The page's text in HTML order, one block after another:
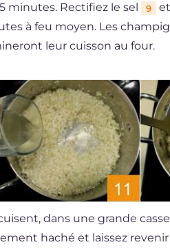
Rectifiez le sel
9
à feu moyen. Les
leur cuisson au four.
dans une grande
haché et laissez